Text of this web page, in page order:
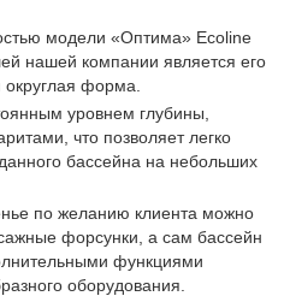
модели «Оптима» Ecoline
нашей компании является его
форма.
уровнем глубины,
что позволяет легко
бассейна на небольших
по желанию клиента можно
форсунки, а сам бассейн
функциями
оборудования.